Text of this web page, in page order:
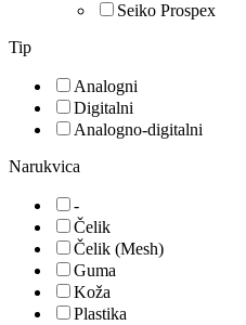
Seiko Prospex
Tip
Analogni
Digitalni
Analogno-digitalni
Narukvica
-
Čelik
Čelik (Mesh)
Guma
Koža
Plastika